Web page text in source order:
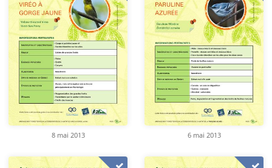
8 mai 2013 6 mai 2013